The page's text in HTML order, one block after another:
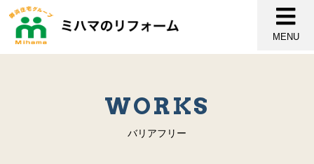
MENU
WORKS
バリアフリー